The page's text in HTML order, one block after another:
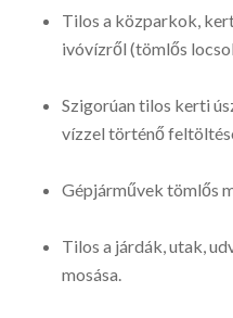
Tilos a közparkok,
ivóvízről (tömlős
Szigorúan tilos kerti
vízzel történő
Gépjárművek tömlős
Tilos a járdák, utak,
mosása.